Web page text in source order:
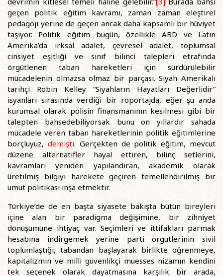
geçen politik eğitim kavramı, zaman zaman eleştirel
pedagoji yerine de geçen ancak daha kapsamlı bir hüviyet
taşıyor. Politik eğitim bugün, özellikle ABD ve Latin
Amerika’da ırksal adalet, çevresel adalet, toplumsal
cinsiyet eşitliği ve sınıf bilinci talepleri etrafında
örgütlenen taban hareketleri için sürdürülebilir
mücadelenin olmazsa olmaz bir parçası. Siyah Amerikalı
tarihçi Robin Kelley “Siyahların Hayatları Değerlidir”
isyanları sırasında verdiği bir röportajda, eğer şu anda
kurumsal olarak polisin finansmanının kesilmesi gibi bir
talepten bahsedebiliyorsak bunu on yıllardır sahada
mücadele veren taban hareketlerinin politik eğitimlerine
borçluyuz, demişti. Gerçekten de politik eğitim, mevcut
düzene alternatifler hayal ettiren, bilinç setlerini,
kavramları yeniden yapılandıran, akademik olarak
üretilmiş bilgiyi harekete geçiren temellendirilmiş bir
umut politikası inşa etmektir.
Türkiye’de de en başta siyasete bakışta bütün bireyleri
içine alan bir paradigma değişimine, bir zihniyet
dönüşümüne ihtiyaç var. Seçimleri ve ittifakları parmak
hesabına indirgemek yerine parti örgütlerinin sivil
toplumlaştığı, tabandan başlayarak birlikte öğrenmeye,
kapitalizmin ve milli güvenlikçi müesses nizamın kendini
tek seçenek olarak dayatmasına karşılık bir arada,